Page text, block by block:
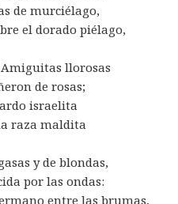
de murciélago,
el dorado piélago,
llorosas
de rosas;
israelita
raza maldita
y de blondas,
por las ondas:
entre las brumas,